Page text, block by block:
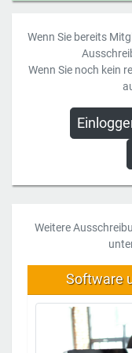
Wenn Sie bereits
Wenn Sie noch kein
Weitere
Software